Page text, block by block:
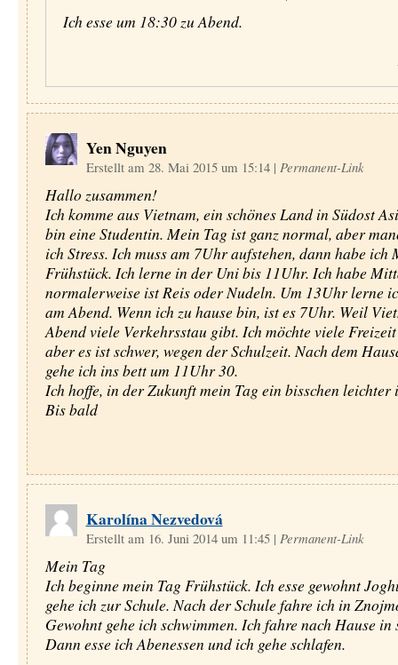
Ich esse um 18:30 zu Abend.
Yen Nguyen
Erstellt am 28. Mai 2015 um 15:14 | Permanent-Link
Hallo zusammen!
Ich komme aus Vietnam, ein schönes Land in Südost
bin eine Studentin. Mein Tag ist ganz normal, aber
ich Stress. Ich muss am 7Uhr aufstehen, dann habe ich
Frühstück. Ich lerne in der Uni bis 11Uhr. Ich habe
normalerweise ist Reis oder Nudeln. Um 13Uhr lerne
am Abend. Wenn ich zu hause bin, ist es 7Uhr. Weil
Abend viele Verkehrsstau gibt. Ich möchte viele
aber es ist schwer, wegen der Schulzeit. Nach dem
gehe ich ins bett um 11Uhr 30.
Ich hoffe, in der Zukunft mein Tag ein bisschen leichter
Bis bald
Karolína Nezvedová
Erstellt am 16. Juni 2014 um 11:45 | Permanent-Link
Mein Tag
Ich beginne mein Tag Frühstück. Ich esse gewohnt
gehe ich zur Schule. Nach der Schule fahre ich in
Gewohnt gehe ich schwimmen. Ich fahre nach Hause in
Dann esse ich Abenessen und ich gehe schlafen.